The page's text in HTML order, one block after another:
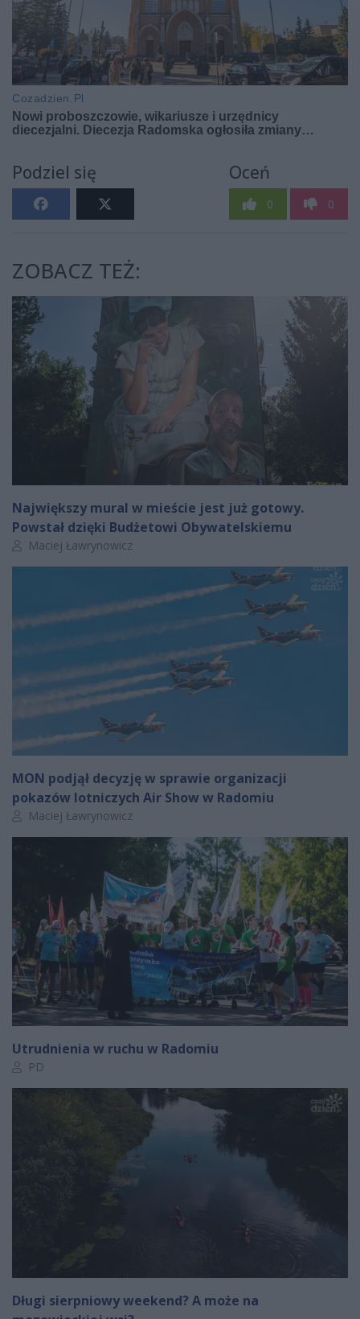
Podziel się Oceń
0 0
ZOBACZ TEŻ:
Największy mural w mieście jest już gotowy.
Powstał dzięki Budżetowi Obywatelskiemu
Autor artykułu:
Maciej Ławrynowicz
MON podjął decyzję w sprawie organizacji
pokazów lotniczych Air Show w Radomiu
Autor artykułu:
Maciej Ławrynowicz
Utrudnienia w ruchu w Radomiu
Autor artykułu:
PD
Długi sierpniowy weekend? A może na